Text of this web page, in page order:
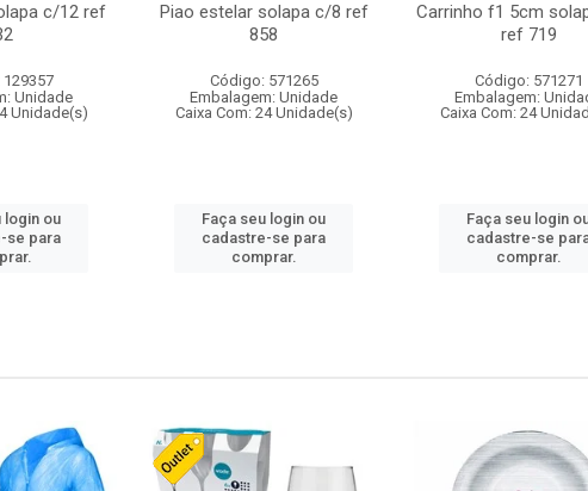
c/12 ref
Unidade
Unidade(s)
login ou
se para
Piao estelar solapa c/8 ref
858
Código: 571265
Embalagem: Unidade
Caixa Com: 24 Unidade(s)
Faça seu login ou
cadastre-se para
comprar.
Carrinho f1 5cm
ref 719
Código: 571271
Embalagem:
Caixa Com: 24
Faça seu login
cadastre-se
comprar.